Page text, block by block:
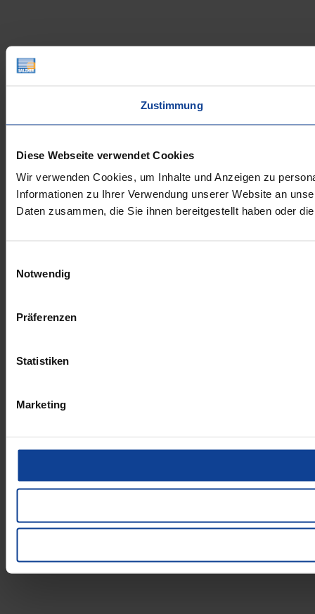
Zustimmung
Diese Webseite verwendet Cookies
Wir verwenden Cookies, um Inhalte und Anzeigen zu
Informationen zu Ihrer Verwendung unserer Website an
Daten zusammen, die Sie ihnen bereitgestellt haben oder
Notwendig
Präferenzen
Statistiken
Marketing